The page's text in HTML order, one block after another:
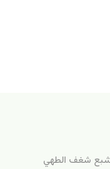
شغف الطهي